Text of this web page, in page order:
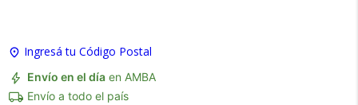
Ingresá tu Código Postal
Envío en el día en AMBA
Envío a todo el país